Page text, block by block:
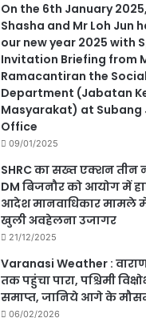
On the 6th January
Shasha and Mr Loh Jun
our new year 2025 with
Invitation Briefing from
Ramacantiran the
Department (Jabatan
Masyarakat) at Subang
Office
09/01/2025
SHRC का सख्त एक्शन तीन
DM बिजनौर को आयोग में
आदेश मानवाधिकार मामले
खुली अवहेलना उजागर
21/12/2025
Varanasi Weather :
तक पहुंचा पारा, पश्चिमी
समाप्त, जानिये आगे के
06/02/2026